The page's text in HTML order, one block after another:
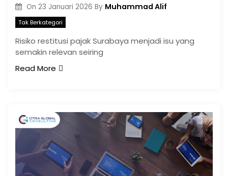
On 23 Januari 2026 By Muhammad Alif
Tak Berkategori
Risiko restitusi pajak Surabaya menjadi isu yang
semakin relevan seiring
Read More